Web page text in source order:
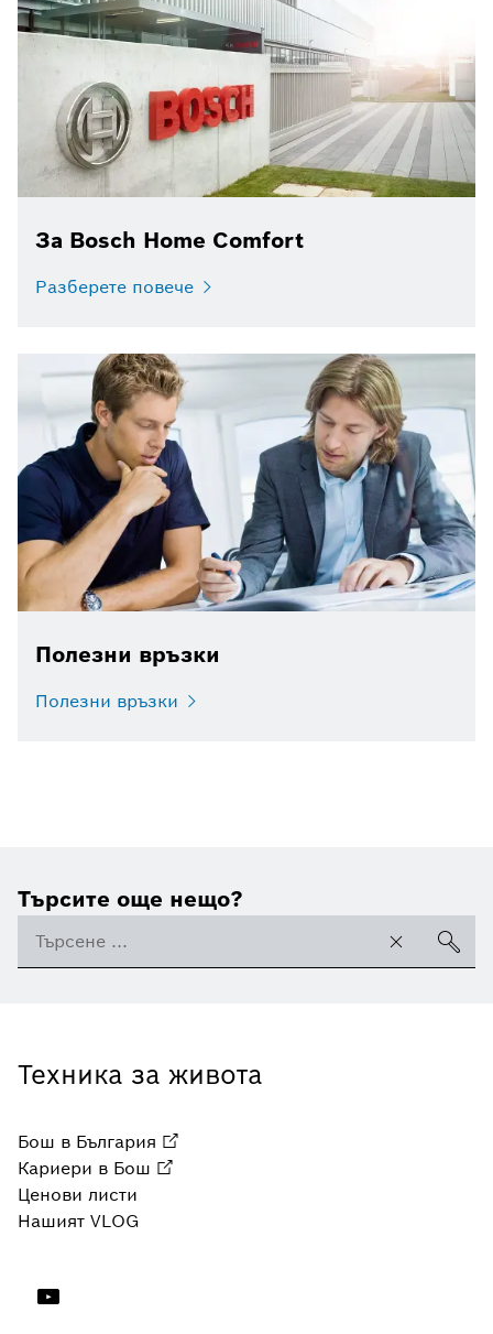
За Bosch Home Comfort
Разберете повече
Полезни връзки
Полезни връзки
Търсите още нещо?
Техника за живота
Бош в България
Кариери в Бош
Ценови листи
Нашият VLOG